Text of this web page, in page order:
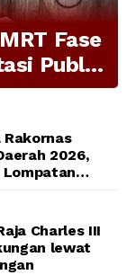
Fase
Publik
Rakornas
2026,
Charles III
lewat